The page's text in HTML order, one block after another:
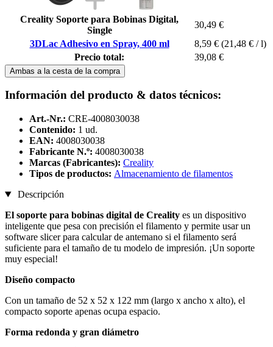
Creality Soporte para Bobinas Digital,
Single
30,49 €
3DLac Adhesivo en Spray, 400 ml
8,59 € (21,48 € / l)
Precio total:
39,08 €
Ambas a la cesta de la compra
Información del producto & datos técnicos:
Art.-Nr.: CRE-4008030038
Contenido: 1 ud.
EAN: 4008030038
Fabricante N.º: 4008030038
Marcas (Fabricantes): Creality
Tipos de productos: Almacenamiento de filamentos
Descripción
El soporte para bobinas digital de Creality es un dispositivo
inteligente que pesa con precisión el filamento y permite usar un
software slicer para calcular de antemano si el filamento será
suficiente para el tamaño de tu modelo de impresión. ¡Un soporte
muy especial!
Diseño compacto
Con un tamaño de 52 x 52 x 122 mm (largo x ancho x alto), el
compacto soporte apenas ocupa espacio.
Forma redonda y gran diámetro